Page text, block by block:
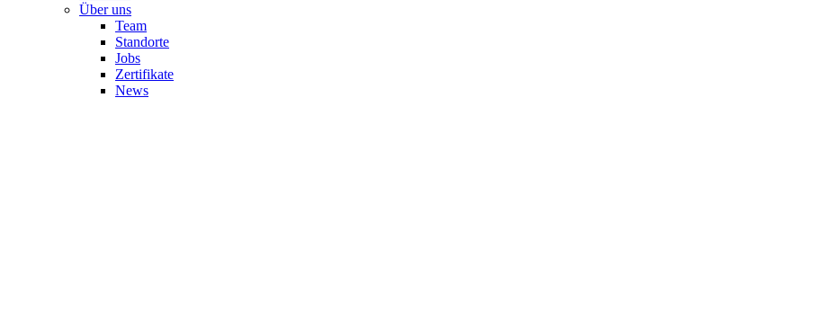
Über uns
Team
Standorte
Jobs
Zertifikate
News